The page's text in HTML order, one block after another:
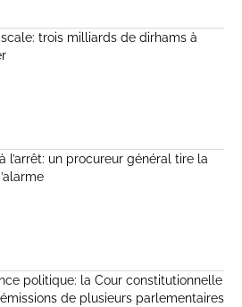
trois milliards de dirhams à
l’arrêt: un procureur général tire la
politique: la Cour constitutionnelle
de plusieurs parlementaires